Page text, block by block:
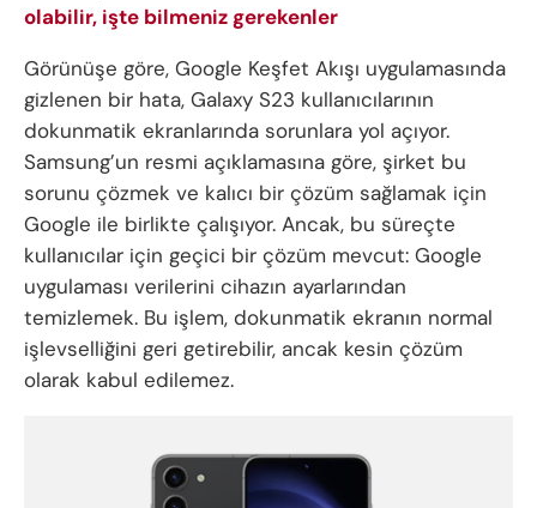
olabilir, işte bilmeniz gerekenler
Görünüşe göre, Google Keşfet Akışı uygulamasında
gizlenen bir hata, Galaxy S23 kullanıcılarının
dokunmatik ekranlarında sorunlara yol açıyor.
Samsung’un resmi açıklamasına göre, şirket bu
sorunu çözmek ve kalıcı bir çözüm sağlamak için
Google ile birlikte çalışıyor. Ancak, bu süreçte
kullanıcılar için geçici bir çözüm mevcut: Google
uygulaması verilerini cihazın ayarlarından
temizlemek. Bu işlem, dokunmatik ekranın normal
işlevselliğini geri getirebilir, ancak kesin çözüm
olarak kabul edilemez.